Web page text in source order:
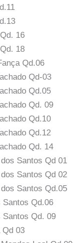
16
18
Qd.06
Qd-03
Qd.05
Qd. 09
Qd.10
Qd.12
Qd. 14
Santos Qd 01
Santos Qd 02
Santos Qd.05
Santos Qd.06
Santos Qd. 09
Qd 03